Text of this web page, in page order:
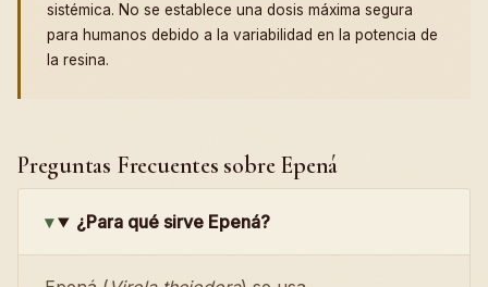
sistémica. No se establece una dosis máxima segura
para humanos debido a la variabilidad en la potencia de
la resina.
Preguntas Frecuentes sobre Epená
¿Para qué sirve Epená?